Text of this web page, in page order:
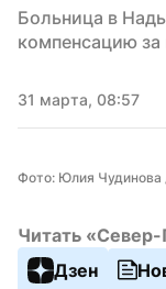
Больница в
компенсацию за
31 марта, 08:57
Фото: Юлия
Читать «Север-
Дзен